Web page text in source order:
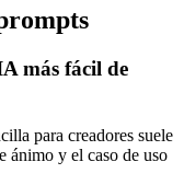
más fácil de
para creadores suele
ánimo y el caso de uso